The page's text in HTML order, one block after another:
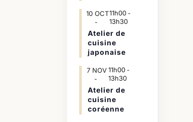
10 OCT11h00 -
13h30
Atelier de
cuisine
japonaise
7 NOV11h00-
13h30
Atelier de
cuisine
coréenne